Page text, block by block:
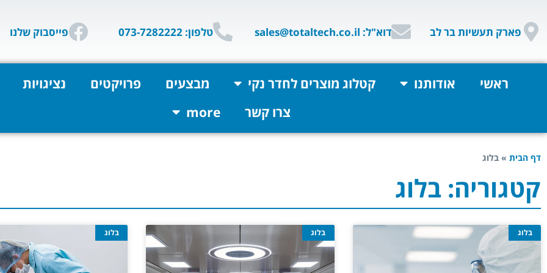
פארק תעשיות בר לב דוא"ל: sales@totaltech.co.il טלפון: 073-7282222 פייסבוק שלנו
ראשי אודותנו קטלוג מוצרים לחדר נקי מבצעים פרויקטים נציגויות
צרו קשר
more
דף הבית » בלוג
קטגוריה: בלוג
בלוג בלוג בלוג